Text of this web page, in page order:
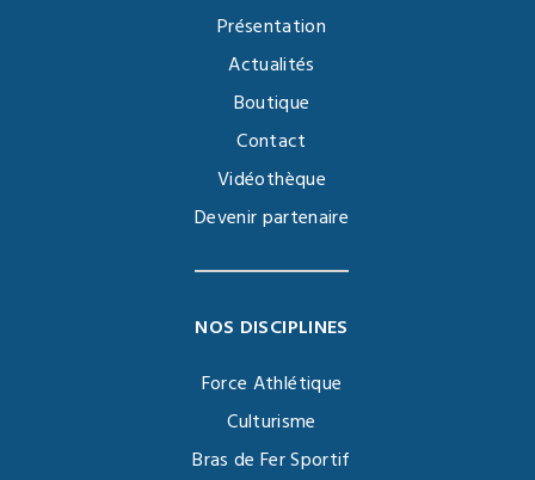
Présentation
Actualités
Boutique
Contact
Vidéothèque
Devenir partenaire
NOS DISCIPLINES
Force Athlétique
Culturisme
Bras de Fer Sportif